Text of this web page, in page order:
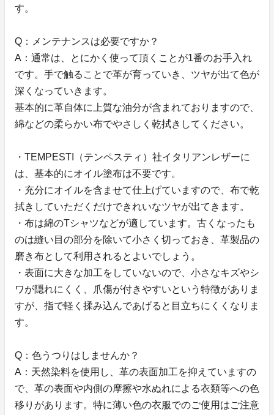
す。
Q：メンテナンスは必要ですか？
A：通常は、とにかく使って頂くことが1番のお手入れ
です。手で触ることで革が育っていき、ツヤが出て色が
深くなっていきます。
基本的に革自体に上質な油分が含まれておりますので、
綿などの柔らかい布でやさしく乾拭きしてください。
・TEMPESTI（テンペスティ）社イタリアンレザーに
は、基本的にオイル塗布は不要です。
・充分にオイルを含ませて仕上げていますので、布で乾
拭きしていただくだけできれいなツヤが出てきます。
・布は綿のTシャツなどが適しています。古くなったも
のは縫い目の部分を除いて小さく切っておき、革製品の
磨き布として利用されるとよいでしょう。
・表面に大きな加工をしていないので、小さなキズやシ
ワが隠れにくく、爪傷が付きやすいという特徴がありま
すが、指で軽く揉み込んであげると目立ちにくくなりま
す。
Q：色うつりはしませんか？
A：天然染料を使用し、革の表面加工を抑えていますの
で、革の表面や内側の摩擦や水ぬれによる衣類等への色
移りがあります。特に薄い色の衣服でのご使用はご注意